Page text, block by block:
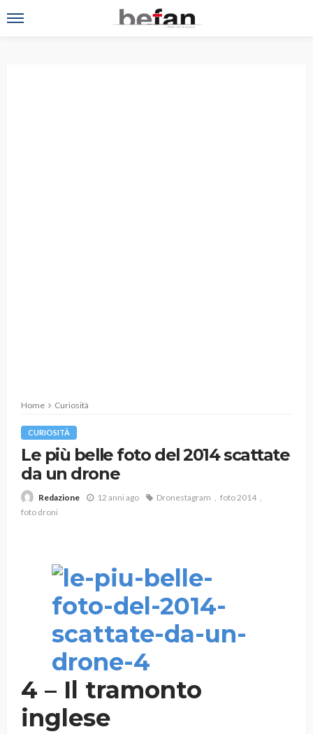
Home Curiosità
CURIOSITÀ
Le più belle foto del 2014 scattate
da un drone
Redazione 12 anni ago Dronestagram
foto 2014
foto droni
4 – Il tramonto
inglese